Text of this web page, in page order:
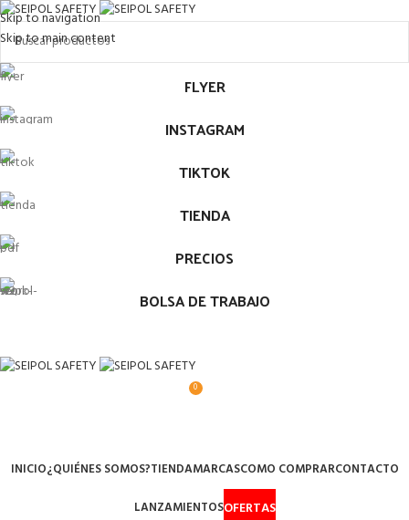
Skip to navigation
Skip to main content
FLYER
INSTAGRAM
TIKTOK
TIENDA
PRECIOS
BOLSA DE TRABAJO
0
INICIO¿QUIÉNES SOMOS?TIENDAMARCASCOMO COMPRARCONTACTO
LANZAMIENTOSOFERTAS